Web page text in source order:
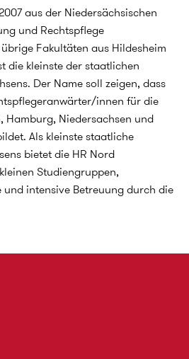
aus der Niedersächsischen
und Rechtspflege
Fakultäten aus Hildesheim
die kleinste der staatlichen
Der Name soll zeigen, dass
innen für die
Hamburg, Niedersachsen und
Als kleinste staatliche
bietet die HR Nord
Studiengruppen,
intensive Betreuung durch die